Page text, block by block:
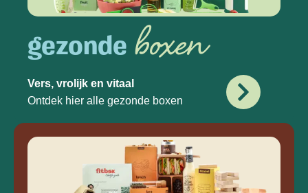
gezonde boxen
Vers, vrolijk en vitaal
Ontdek hier alle gezonde boxen